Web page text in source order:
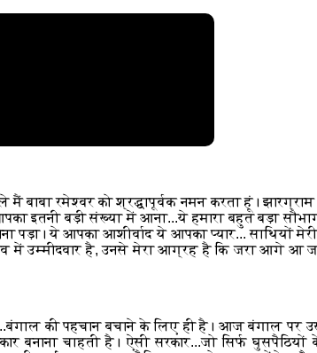
रमेश्वर को श्रद्धापूर्वक नमन करता हूं।
इतनी बड़ी संख्या में आना...ये हमारा बहुत बड़ा
पड़ा। ये आपका आशीर्वाद ये आपका प्यार...
उम्मीदवार है, उनसे मेरा आग्रह है कि जरा आगे आ
की पहचान बचाने के लिए ही है। आज बंगाल पर
बनाना चाहती है। ऐसी सरकार...जो सिर्फ